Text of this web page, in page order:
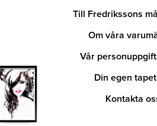
Till Fredrikssons
Om våra
Vår
Din egen
Kontakta